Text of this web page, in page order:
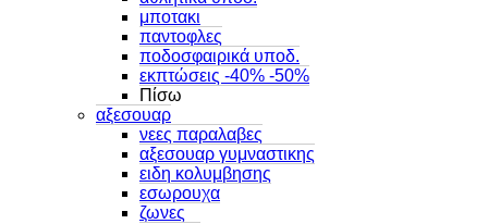
μποτακι
παντοφλες
ποδοσφαιρικά υποδ.
εκπτώσεις -40% -50%
Πίσω
αξεσουαρ
νεες παραλαβες
αξεσουαρ γυμναστικης
ειδη κολυμβησης
εσωρουχα
ζωνες